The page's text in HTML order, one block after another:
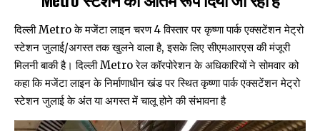
दिल्ली Metro के मजेंटा लाइन चरण 4 विस्तार पर कृष्णा पार्क एक्सटेंशन मेट्रो
स्टेशन जुलाई/अगस्त तक खुलने वाला है, इसके लिए सीएमआरएस की मंजूरी
मिलनी बाकी है। दिल्ली Metro रेल कॉरपोरेशन के अधिकारियों ने सोमवार को
कहा कि मजेंटा लाइन के निर्माणाधीन खंड पर स्थित कृष्णा पार्क एक्सटेंशन मेट्रो
स्टेशन जुलाई के अंत या अगस्त में चालू होने की संभावना है